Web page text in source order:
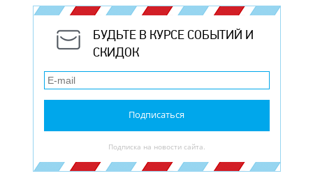
БУДЬТЕ В КУРСЕ СОБЫТИЙ И
СКИДОК
Подписаться
Подписка на новости сайта.